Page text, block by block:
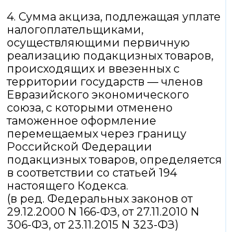
4. Сумма акциза, подлежащая уплате
налогоплательщиками,
осуществляющими первичную
реализацию подакцизных товаров,
происходящих и ввезенных с
территории государств — членов
Евразийского экономического
союза, с которыми отменено
таможенное оформление
перемещаемых через границу
Российской Федерации
подакцизных товаров, определяется
в соответствии со статьей 194
настоящего Кодекса.
(в ред. Федеральных законов от
29.12.2000 N 166-ФЗ, от 27.11.2010 N
306-ФЗ, от 23.11.2015 N 323-ФЗ)